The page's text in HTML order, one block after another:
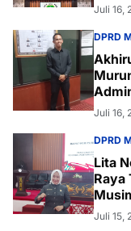
Juli 16,
DPRD
Juli 16,
DPRD
Lita
Raya
Juli 15,